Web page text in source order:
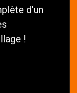
d'un
!